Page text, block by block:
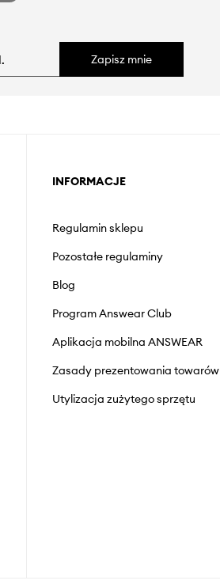
Zapisz mnie
INFORMACJE
Regulamin sklepu
Pozostałe regulaminy
Blog
Program Answear Club
Aplikacja mobilna ANSWEAR
Zasady prezentowania towarów
Utylizacja zużytego sprzętu